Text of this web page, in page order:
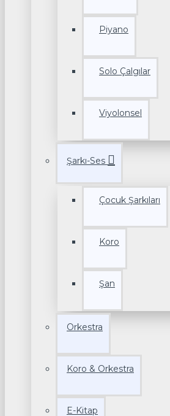
Piyano
Solo Çalgılar
Viyolonsel
Şarkı-Ses
Çocuk Şarkıları
Koro
Şan
Orkestra
Koro & Orkestra
E-Kitap